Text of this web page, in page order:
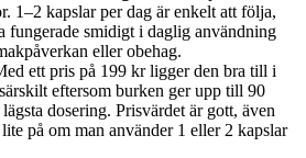
1–2 kapslar per dag är enkelt att följa,
fungerade smidigt i daglig användning
eller obehag.
ett pris på 199 kr ligger den bra till i
eftersom burken ger upp till 90
dosering. Prisvärdet är gott, även
på om man använder 1 eller 2 kapslar